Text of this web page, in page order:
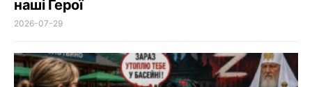
наші Герої
2026-07-29